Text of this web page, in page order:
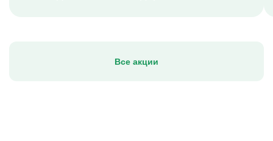
Все акции